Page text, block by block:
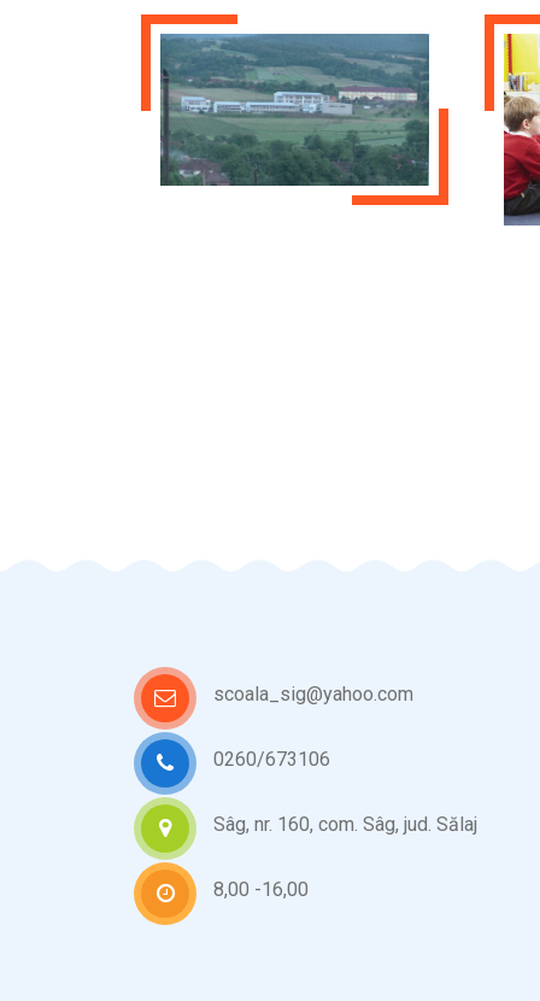
scoala_sig@yahoo.com
0260/673106
Sâg, nr. 160, com. Sâg, jud. Sălaj
8,00 -16,00